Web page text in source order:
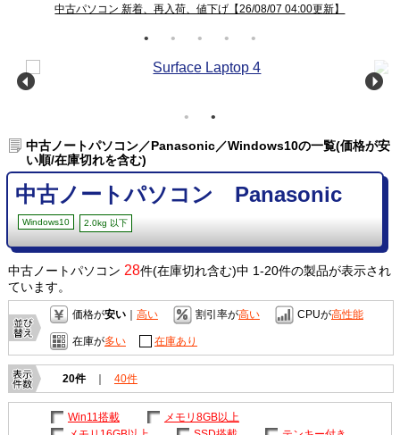
中古パソコン 新着、再入荷、値下げ【26/08/07 04:00更新】
中古ノートパソコン／Panasonic／Windows10の一覧(価格が安
い順/在庫切れを含む)
中古ノートパソコン Panasonic
Windows10 2.0kg 以下
中古ノートパソコン 28件(在庫切れ含む)中 1-20件の製品が表示され
ています。
価格が安い｜ 高い 割引率が高い CPUが高性能
在庫が多い 在庫あり
20件 ｜ 40件
Win11搭載
メモリ8GB以上